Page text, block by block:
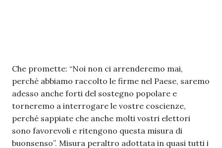
Che promette: “Noi non ci arrenderemo mai,
perché abbiamo raccolto le firme nel Paese, saremo
adesso anche forti del sostegno popolare e
torneremo a interrogare le vostre coscienze,
perché sappiate che anche molti vostri elettori
sono favorevoli e ritengono questa misura di
buonsenso”. Misura peraltro adottata in quasi tutti i